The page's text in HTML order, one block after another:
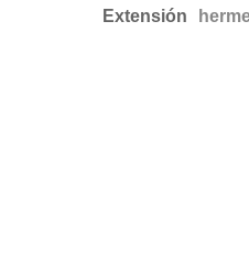
Extensión